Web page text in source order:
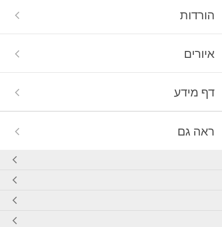
הורדות
איורים
דף מידע
ראה גם